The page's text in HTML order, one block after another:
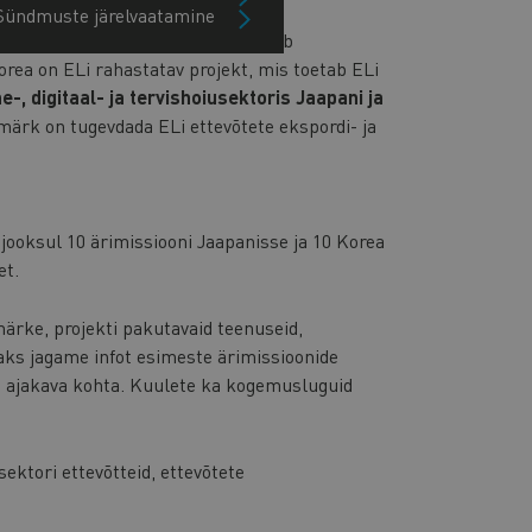
järelvaatamine
avaüritusele, millele järgneb
on ELi rahastatav projekt, mis toetab ELi
, digitaal- ja tervishoiusektoris Jaapani ja
on tugevdada ELi ettevõtete ekspordi- ja
10 ärimissiooni Jaapanisse ja 10 Korea
projekti pakutavaid teenuseid,
jagame infot esimeste ärimissioonide
kohta. Kuulete ka kogemusluguid
ettevõtteid, ettevõtete